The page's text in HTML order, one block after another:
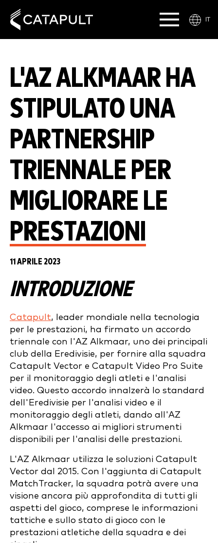
IT
L'AZ ALKMAAR HA
STIPULATO UNA
PARTNERSHIP
TRIENNALE PER
MIGLIORARE LE
PRESTAZIONI
11 APRILE 2023
INTRODUZIONE
Catapult, leader mondiale nella tecnologia
per le prestazioni, ha firmato un accordo
triennale con l'AZ Alkmaar, uno dei principali
club della Eredivisie, per fornire alla squadra
Catapult Vector e Catapult Video Pro Suite
per il monitoraggio degli atleti e l'analisi
video. Questo accordo innalzerà lo standard
dell'Eredivisie per l'analisi video e il
monitoraggio degli atleti, dando all'AZ
Alkmaar l'accesso ai migliori strumenti
disponibili per l'analisi delle prestazioni.
L'AZ Alkmaar utilizza le soluzioni Catapult
Vector dal 2015. Con l'aggiunta di Catapult
MatchTracker, la squadra potrà avere una
visione ancora più approfondita di tutti gli
aspetti del gioco, comprese le informazioni
tattiche e sullo stato di gioco con le
prestazioni atletiche della squadra e dei